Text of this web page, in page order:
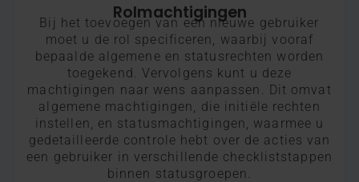
Rolmachtigingen​
Bij het toevoegen van een nieuwe gebruiker
moet u de rol specificeren, waarbij vooraf
bepaalde algemene en statusrechten worden
toegekend. Vervolgens kunt u deze
machtigingen naar wens aanpassen. Dit omvat
algemene machtigingen, die initiële rechten
instellen, en statusmachtigingen, waarmee u
gedetailleerde controle hebt over de acties van
een gebruiker in verschillende checkliststappen
binnen statusgroepen.